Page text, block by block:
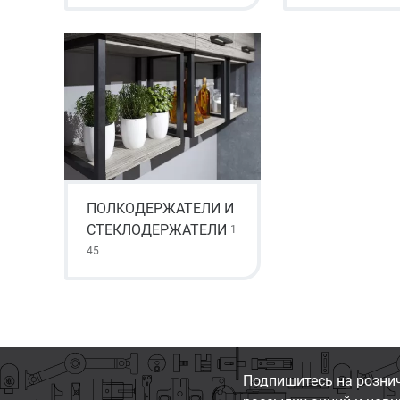
ПОЛКОДЕРЖАТЕЛИ И
СТЕКЛОДЕРЖАТЕЛИ 1
45
Подпишитесь на